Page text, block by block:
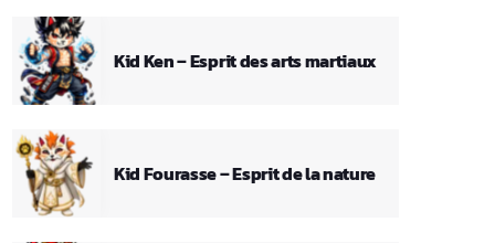
Kid Ken – Esprit des arts martiaux
Kid Fourasse – Esprit de la nature